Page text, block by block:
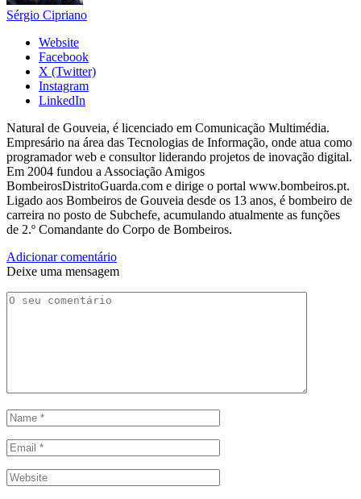
Sérgio Cipriano
Website
Facebook
X (Twitter)
Instagram
LinkedIn
Natural de Gouveia, é licenciado em Comunicação Multimédia.
Empresário na área das Tecnologias de Informação, onde atua como
programador web e consultor liderando projetos de inovação digital.
Em 2004 fundou a Associação Amigos
BombeirosDistritoGuarda.com e dirige o portal www.bombeiros.pt.
Ligado aos Bombeiros de Gouveia desde os 13 anos, é bombeiro de
carreira no posto de Subchefe, acumulando atualmente as funções
de 2.º Comandante do Corpo de Bombeiros.
Adicionar comentário
Deixe uma mensagem